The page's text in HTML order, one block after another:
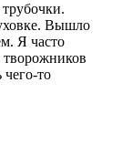
Вышло
Я часто
чего-то